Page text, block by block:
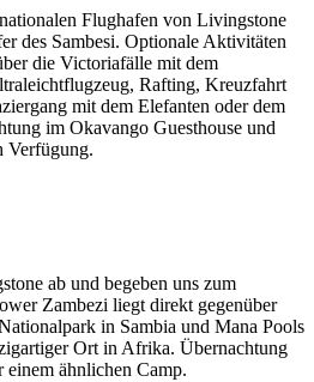
Flughafen von Livingstone
des Sambesi. Optionale Aktivitäten
die Victoriafälle mit dem
Rafting, Kreuzfahrt
mit dem Elefanten oder dem
im Okavango Guesthouse und
Verfügung.
ab und begeben uns zum
Zambezi liegt direkt gegenüber
in Sambia und Mana Pools
Ort in Afrika. Übernachtung
ähnlichen Camp.